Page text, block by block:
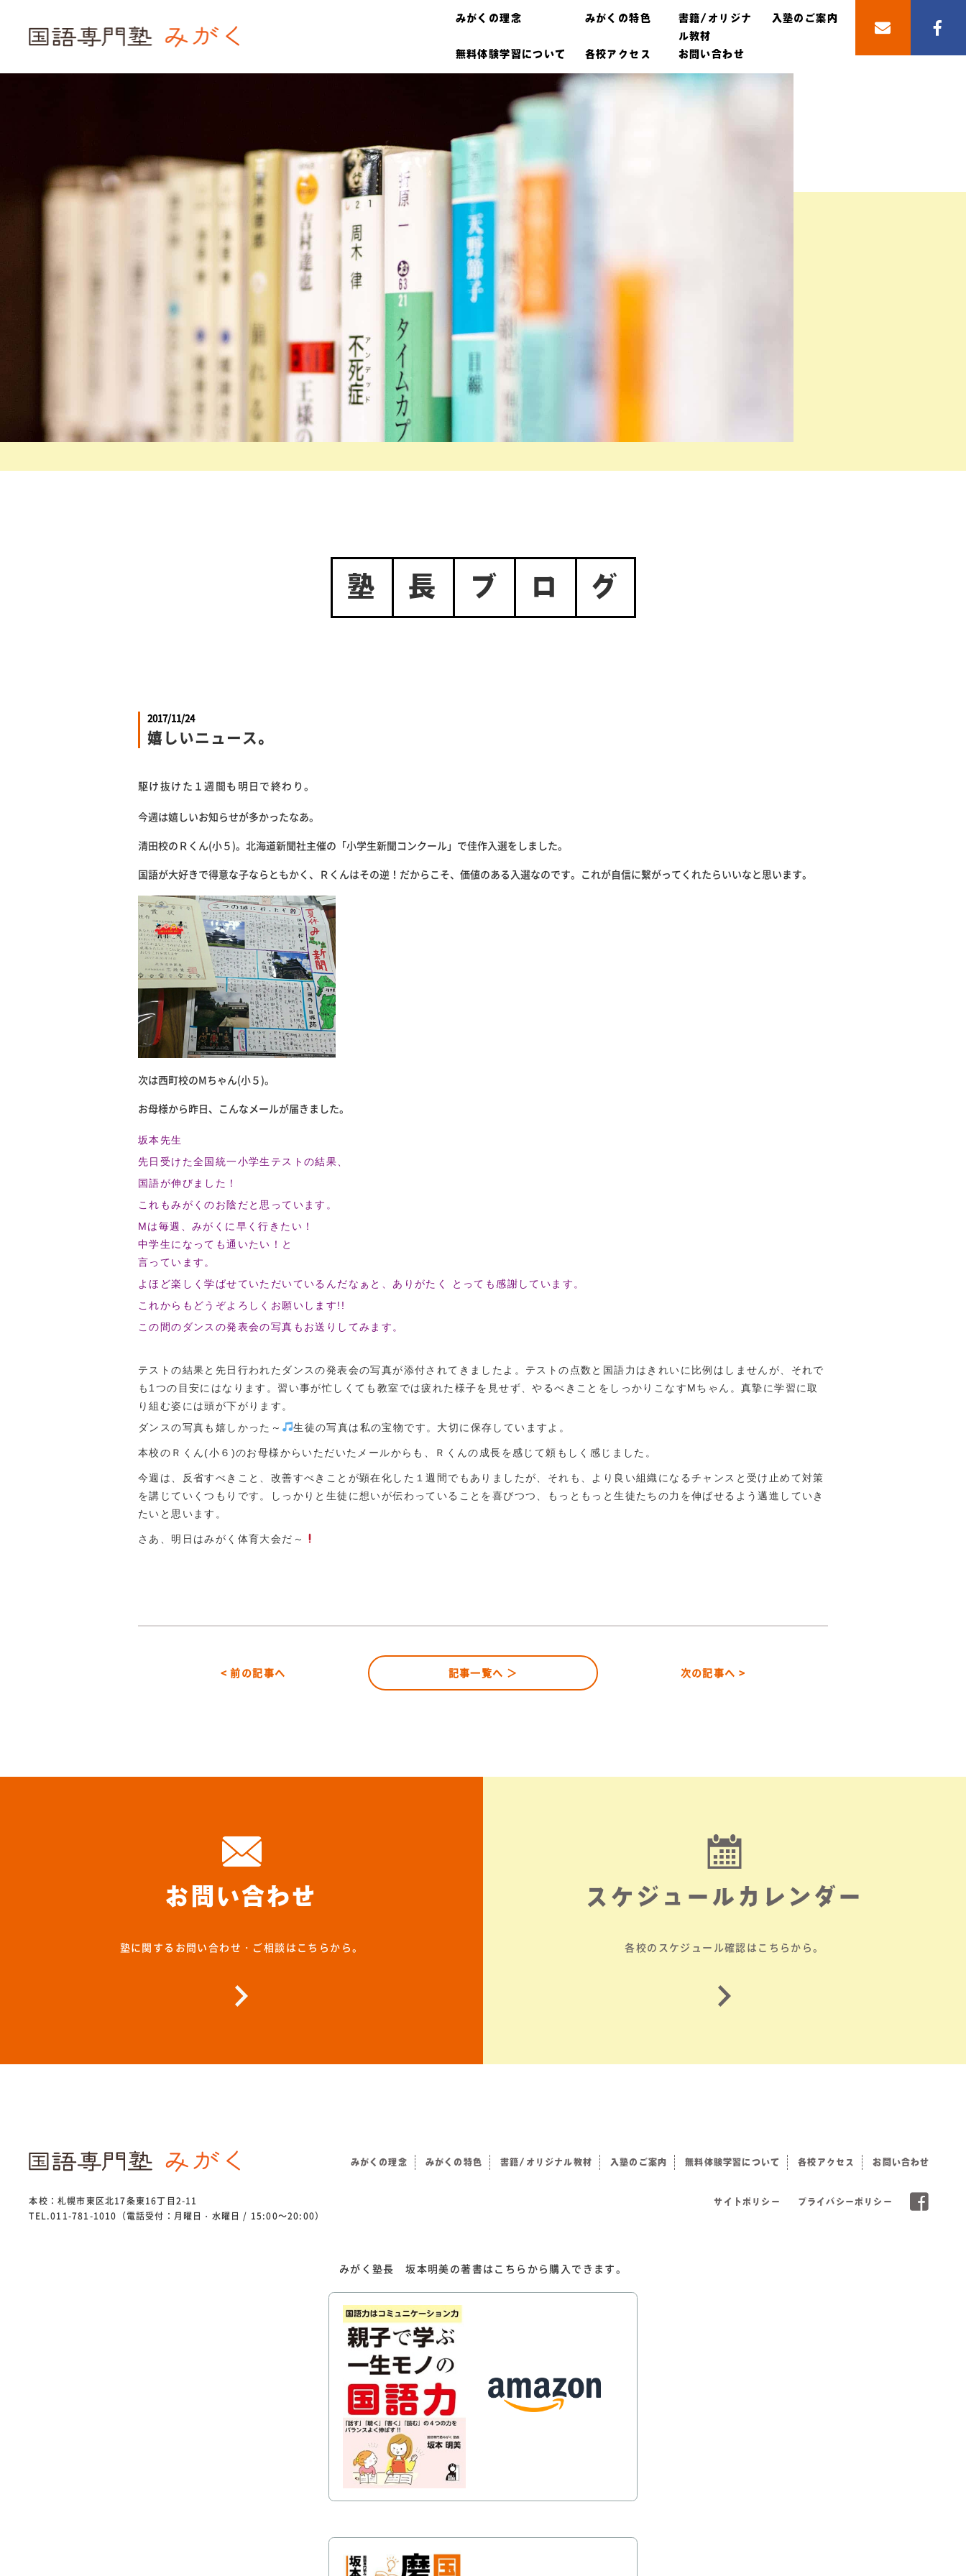
みがくの理念 みがくの特色
書籍/オリジナ
ル教材
入塾のご案内
無料体験学習について 各校アクセス お問い合わせ
塾 長 ブ ロ グ
2017/11/24
嬉しいニュース。
駆け抜けた１週間も明日で終わり。
今週は嬉しいお知らせが多かったなあ。
清田校のＲくん(小５)。北海道新聞社主催の「小学生新聞コンクール」で佳作入選をしました。
国語が大好きで得意な子ならともかく、Ｒくんはその逆！だからこそ、価値のある入選なのです。これが自信に繋がってくれたらいいなと思います。
次は西町校のMちゃん(小５)。
お母様から昨日、こんなメールが届きました。
坂本先生
先日受けた全国統一小学生テストの結果、
国語が伸びました！
これもみがくのお陰だと思っています。
Mは毎週、みがくに早く行きたい！
中学生になっても通いたい！と
言っています。
よほど楽しく学ばせていただいているんだなぁと、ありがたく とっても感謝しています。
これからもどうぞよろしくお願いします!!
この間のダンスの発表会の写真もお送りしてみます。
テストの結果と先日行われたダンスの発表会の写真が添付されてきましたよ。テストの点数と国語力はきれいに比例はしませんが、それで
も1つの目安にはなります。習い事が忙しくても教室では疲れた様子を見せず、やるべきことをしっかりこなすMちゃん。真摯に学習に取
り組む姿には頭が下がります。
ダンスの写真も嬉しかった～
生徒の写真は私の宝物です。大切に保存していますよ。
本校のＲくん(小６)のお母様からいただいたメールからも、Ｒくんの成長を感じて頼もしく感じました。
今週は、反省すべきこと、改善すべきことが顕在化した１週間でもありましたが、それも、より良い組織になるチャンスと受け止めて対策
を講じていくつもりです。しっかりと生徒に想いが伝わっていることを喜びつつ、もっともっと生徒たちの力を伸ばせるよう邁進していき
たいと思います。
さあ、明日はみがく体育大会だ～
< 前の記事へ 記事一覧へ ＞ 次の記事へ >
お問い合わせ
塾に関するお問い合わせ・ご相談はこちらから。
スケジュールカレンダー
各校のスケジュール確認はこちらから。
本校：札幌市東区北17条東16丁目2-11
TEL.011-781-1010（電話受付：月曜日・水曜日 / 15:00～20:00）
みがくの理念 みがくの特色 書籍/オリジナル教材 入塾のご案内 無料体験学習について 各校アクセス お問い合わせ
サイトポリシー プライバシーポリシー
みがく塾長 坂本明美の著書はこちらから購入できます。